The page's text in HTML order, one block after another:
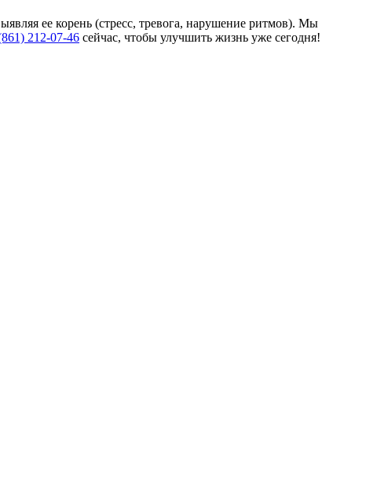
ее корень (стресс, тревога, нарушение ритмов). Мы
212-07-46 сейчас, чтобы улучшить жизнь уже сегодня!